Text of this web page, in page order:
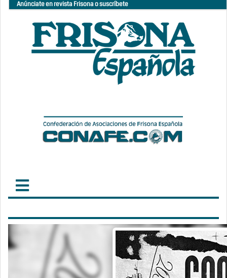
Anúnciate en revista Frisona o suscríbete